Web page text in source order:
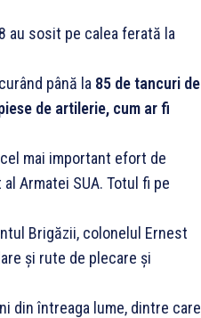
au sosit pe calea ferată la
până la 85 de tancuri de
de artilerie, cum ar fi
mai important efort de
Armatei SUA. Totul fi pe
Brigăzii, colonelul Ernest
și rute de plecare și
din întreaga lume, dintre care